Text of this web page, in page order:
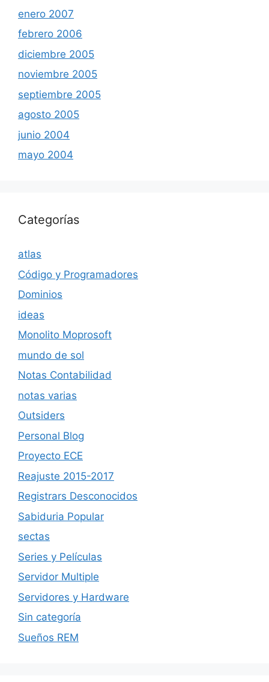
enero 2007
febrero 2006
diciembre 2005
noviembre 2005
septiembre 2005
agosto 2005
junio 2004
mayo 2004
Categorías
atlas
Código y Programadores
Dominios
ideas
Monolito Moprosoft
mundo de sol
Notas Contabilidad
notas varias
Outsiders
Personal Blog
Proyecto ECE
Reajuste 2015-2017
Registrars Desconocidos
Sabiduria Popular
sectas
Series y Películas
Servidor Multiple
Servidores y Hardware
Sin categoría
Sueños REM